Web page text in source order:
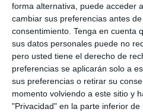
forma alternativa, puede acceder
cambiar sus preferencias antes
consentimiento. Tenga en cuenta
sus datos personales puede no
pero usted tiene el derecho de
preferencias se aplicarán solo a
sus preferencias o retirar su
momento volviendo a este sitio y
"Privacidad" en la parte inferior de
La mayoría del seguro español
en el segundo semestre
Fundación Mapfre lanza
mayores de 50 años
WTW advierte de los riesgos
nuevas expectativas de los
Menos del 5% de la masa
El 78% de las aseguradoras